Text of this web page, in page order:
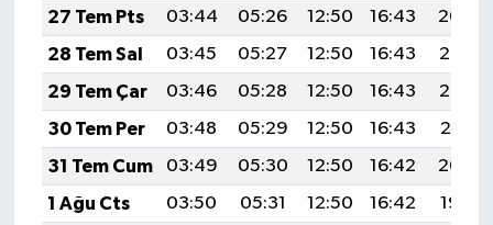
27 Tem Pts
03:44 05:26 12:50 16:43
20:04
28 Tem Sal
03:45 05:27 12:50 16:43
20:03
29 Tem Çar
03:46 05:28 12:50 16:43
20:02
30 Tem Per
03:48 05:29 12:50 16:43
20:01
31 Tem Cum
03:49 05:30 12:50 16:42
20:00
1 Ağu Cts
03:50 05:31 12:50 16:42
19:59